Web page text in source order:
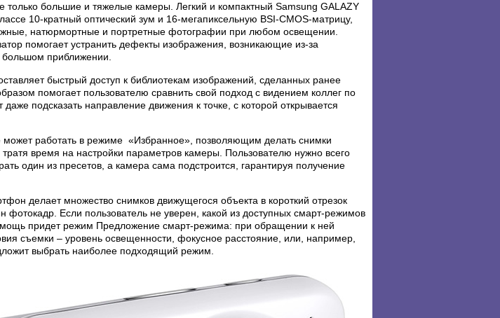
только большие и тяжелые камеры. Легкий и компактный Samsung GALAZY
10-кратный оптический зум и 16-мегапиксельную BSI-CMOS-матрицу,
натюрмортные и портретные фотографии при любом освещении.
помогает устранить дефекты изображения, возникающие из-за
приближении.
быстрый доступ к библиотекам изображений, сделанных ранее
помогает пользователю сравнить свой подход с видением коллег по
подсказать направление движения к точке, с которой открывается
может работать в режиме «Избранное», позволяющим делать снимки
время на настройки параметров камеры. Пользователю нужно всего
один из пресетов, а камера сама подстроится, гарантируя получение
делает множество снимков движущегося объекта в короткий отрезок
фотокадр. Если пользователь не уверен, какой из доступных смарт-режимов
придет режим Предложение смарт-режима: при обращении к ней
съемки – уровень освещенности, фокусное расстояние, или, например,
выбрать наиболее подходящий режим.